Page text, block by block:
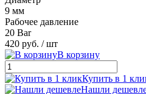
9 мм
Рабочее давление
20 Bar
420 руб. / шт
В корзину
Купить в 1
Нашли